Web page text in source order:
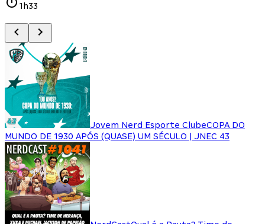
1h33
Jovem Nerd Esporte ClubeCOPA DO
MUNDO DE 1930 APÓS (QUASE) UM SÉCULO | JNEC 43